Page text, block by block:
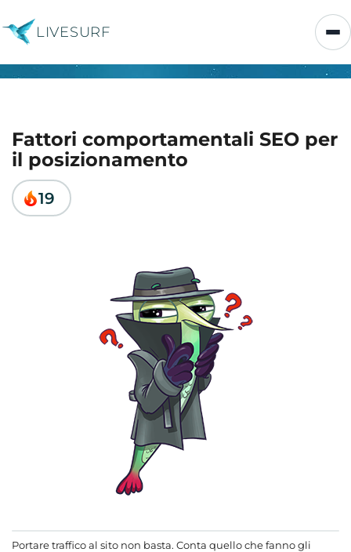
LIVESURF
Fattori comportamentali SEO per
il posizionamento
19
Portare traffico al sito non basta. Conta quello che fanno gli